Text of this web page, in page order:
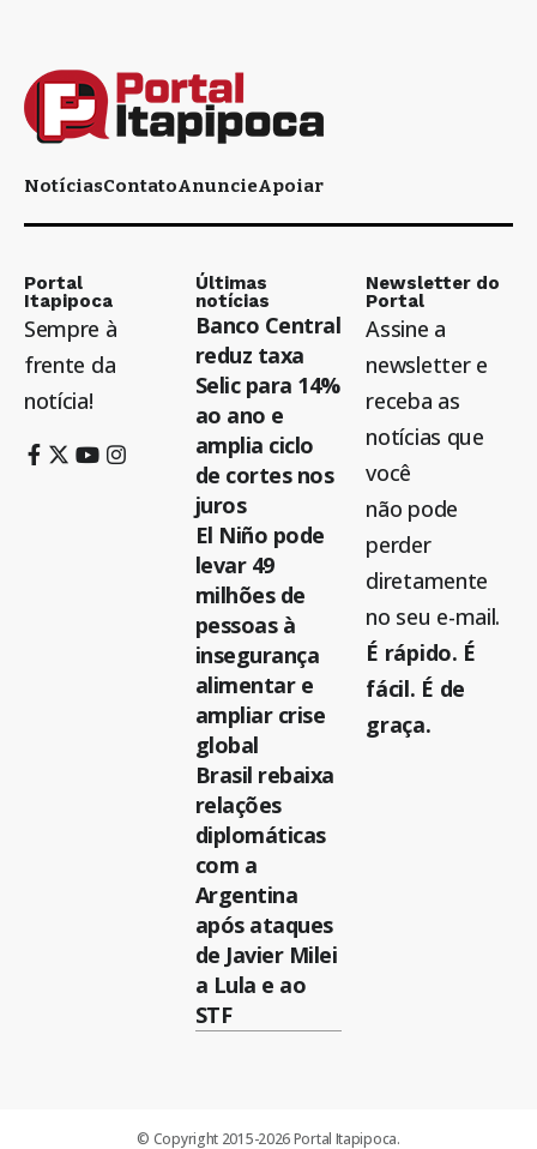
NotíciasContatoAnuncieApoiar
Portal
Itapipoca
Sempre à
frente da
notícia!
Últimas
notícias
Banco Central
reduz taxa
Selic para 14%
ao ano e
amplia ciclo
de cortes nos
juros
El Niño pode
levar 49
milhões de
pessoas à
insegurança
alimentar e
ampliar crise
global
Brasil rebaixa
relações
diplomáticas
com a
Argentina
após ataques
de Javier Milei
a Lula e ao
STF
Newsletter do
Portal
Assine a
newsletter e
receba as
notícias que
você
não pode
perder
diretamente
no seu e-mail.
É rápido. É
fácil. É de
graça.
© Copyright 2015-2026 Portal Itapipoca.